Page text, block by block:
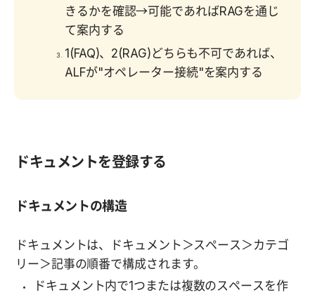
きるかを確認→可能であればRAGを通じ
て案内する
1(FAQ)、2(RAG)どちらも不可であれば、
ALFが"オペレーター接続"を案内する
ドキュメントを登録する
ドキュメントの構造
ドキュメントは、ドキュメント＞スペース＞カテゴ
リー＞記事の順番で構成されます。
ドキュメント内で1つまたは複数のスペースを作